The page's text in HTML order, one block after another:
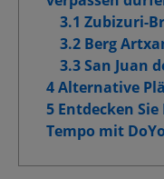
3.1 Zubizuri-
3.2 Berg
3.3 San Juan
4 Alternative
5 Entdecken
Tempo mit
Erweiterte
Meine